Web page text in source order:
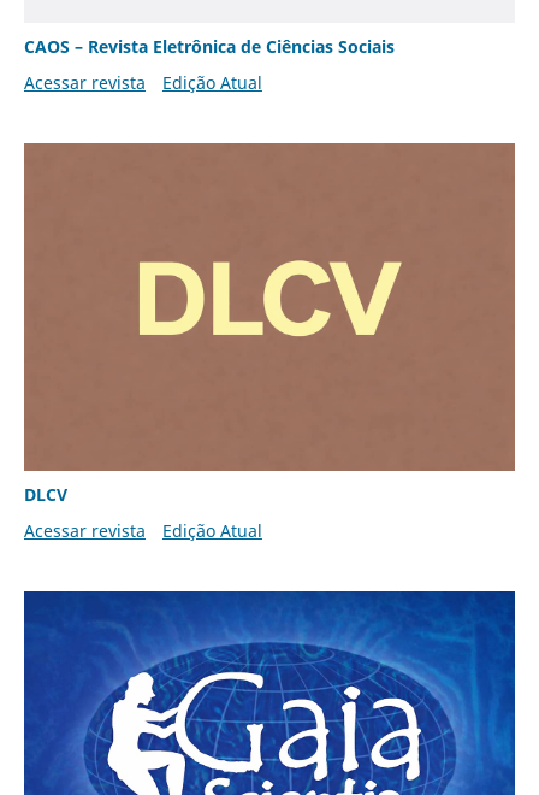
CAOS – Revista Eletrônica de Ciências Sociais
Acessar revista
Edição Atual
DLCV
Acessar revista
Edição Atual